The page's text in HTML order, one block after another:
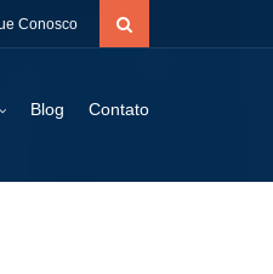
Conosco
Blog Contato